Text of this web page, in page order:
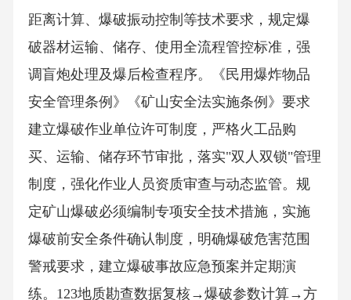
距离计算、爆破振动控制等技术要求，规定爆
破器材运输、储存、使用全流程管控标准，强
调盲炮处理及爆后检查程序。《民用爆炸物品
安全管理条例》《矿山安全法实施条例》要求
建立爆破作业单位许可制度，严格火工品购
买、运输、储存环节审批，落实"双人双锁"管理
制度，强化作业人员资质审查与动态监管。规
定矿山爆破必须编制专项安全技术措施，实施
爆破前安全条件确认制度，明确爆破危害范围
警戒要求，建立爆破事故应急预案并定期演
练。123地质勘查数据复核→爆破参数计算→方